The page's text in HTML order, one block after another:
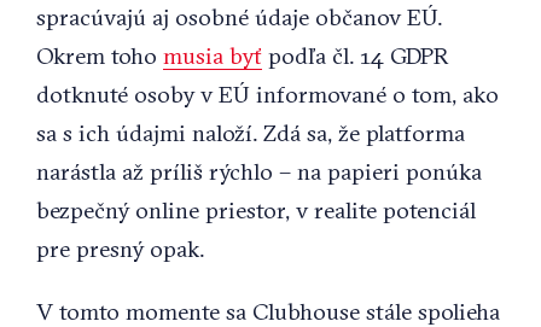
spracúvajú aj osobné údaje občanov EÚ.
Okrem toho musia byť podľa čl. 14 GDPR
dotknuté osoby v EÚ informované o tom, ako
sa s ich údajmi naloží. Zdá sa, že platforma
narástla až príliš rýchlo – na papieri ponúka
bezpečný online priestor, v realite potenciál
pre presný opak.
V tomto momente sa Clubhouse stále spolieha